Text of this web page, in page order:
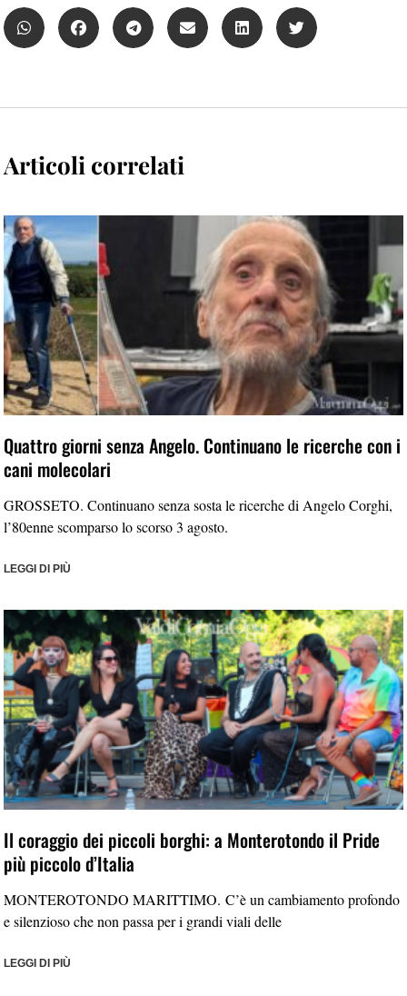
Articoli correlati
Quattro giorni senza Angelo. Continuano le ricerche con i
cani molecolari
GROSSETO. Continuano senza sosta le ricerche di Angelo Corghi,
l’80enne scomparso lo scorso 3 agosto.
LEGGI DI PIÙ
Il coraggio dei piccoli borghi: a Monterotondo il Pride
più piccolo d’Italia
MONTEROTONDO MARITTIMO. C’è un cambiamento profondo
e silenzioso che non passa per i grandi viali delle
LEGGI DI PIÙ